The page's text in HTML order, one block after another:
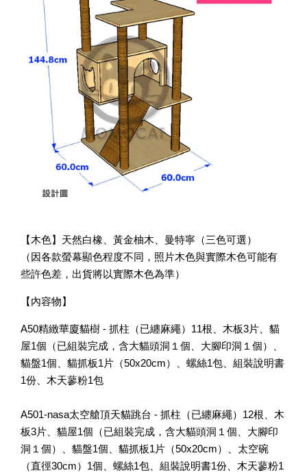
【木色】天然白橡、黃金柚木、曼特寧（三色可選）
（因各款螢幕顯色程度不同，照片木色與實際木色可能有
些許色差，出貨將以實際木色為準）
【內容物】
A50精緻華廈貓樹 - 抓柱（已纏麻繩）11根、木板3片、貓
屋1個（已組裝完成，含大貓頭洞１個、大腳印洞１個）、
貓盤1個、貓抓板1片（50x20cm）、螺絲1包、組裝說明書
1份、木天蓼粉1包
A501-nasa太空艙頂天貓跳台 - 抓柱（已纏麻繩）12根、木
板3片、貓屋1個（已組裝完成，含大貓頭洞１個、大腳印
洞１個）、貓盤1個、貓抓板1片（50x20cm）、太空碗
（直徑30cm）1個、螺絲1包、組裝說明書1份、木天蓼粉1